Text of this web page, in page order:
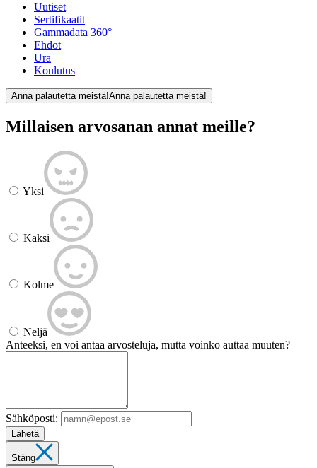
Uutiset
Sertifikaatit
Gammadata 360°
Ehdot
Ura
Koulutus
Anna palautetta meistä!Anna palautetta meistä!
Millaisen arvosanan annat meille?
Yksi
Kaksi
Kolme
Neljä
Anteeksi, en voi antaa arvosteluja, mutta voinko auttaa muuten?
Sähköposti:
Lähetä
Stäng